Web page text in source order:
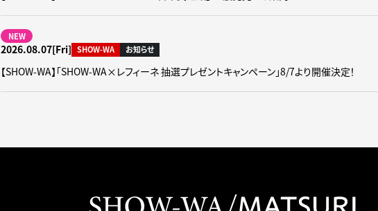
NEW
2026.08.07[Fri] SHOW-WA お知らせ
【SHOW-WA】「SHOW-WA×レフィーネ 抽選プレゼントキャンペーン」8/7より開催決定！